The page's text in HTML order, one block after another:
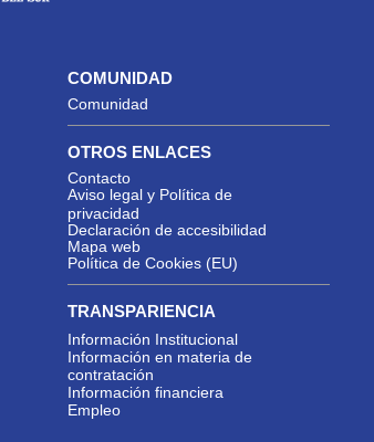
COMUNIDAD
Comunidad
OTROS ENLACES
Contacto
Aviso legal y Política de
privacidad
Declaración de accesibilidad
Mapa web
Política de Cookies (EU)
TRANSPARIENCIA
Información Institucional
Información en materia de
contratación
Información financiera
Empleo